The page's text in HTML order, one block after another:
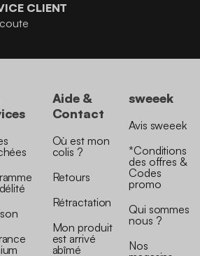
CLIENT
Aide &
Contact
Où est mon
colis ?
Retours
Rétractation
Mon produit
est arrivé
abîmé
sweeek
Avis sweeek
*Conditions
des offres &
Codes
promo
Qui sommes
nous ?
Nos